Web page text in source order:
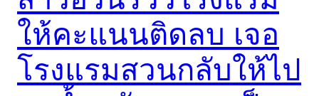
ให้คะแนนติดลบ เจอ
โรงแรมสวนกลับให้ไป